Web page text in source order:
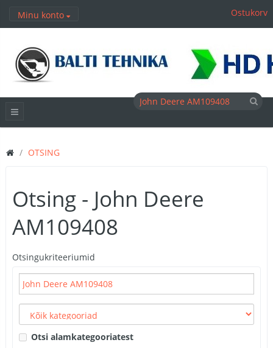
Minu konto Ostukorv
OTSING
Otsing - John Deere
AM109408
Otsingukriteeriumid
Otsi alamkategooriatest